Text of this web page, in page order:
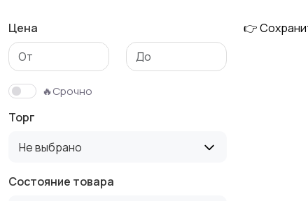
Бутербродницы,
сэндвичницы,
тостеры
Кухонные комбайны,
Цена
🔥Срочно
Торг
Не выбрано
Состояние товара
👉